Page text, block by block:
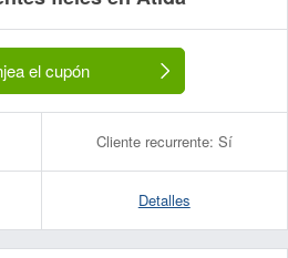
el cupón
Cliente recurrente: Sí
Detalles